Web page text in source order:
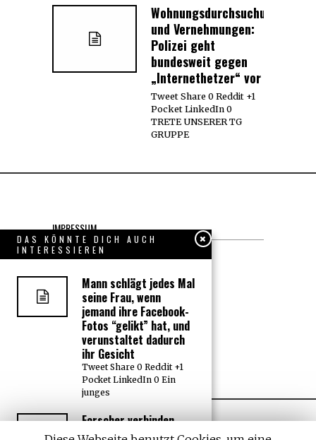
Wohnungsdurchsuchungen
und Vernehmungen:
Polizei geht
bundesweit gegen
„Internethetzer“ vor
Tweet Share 0 Reddit +1
Pocket LinkedIn 0
TRETE UNSERER TG
GRUPPE
IMPRESSUM
Datenschutzerklärung
KONTAKT
Über uns, den “Wächter”
DAS KÖNNTE DICH AUCH
INTERESSIEREN
Mann schlägt jedes Mal
seine Frau, wenn
jemand ihre Facebook-
Fotos “gelikt” hat, und
verunstaltet dadurch
ihr Gesicht
Tweet Share 0 Reddit +1
Pocket LinkedIn 0 Ein
junges
Forscher verbinden
zum ersten Mal